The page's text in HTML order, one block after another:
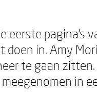
eerste pagina’s
in. Amy
te gaan
in